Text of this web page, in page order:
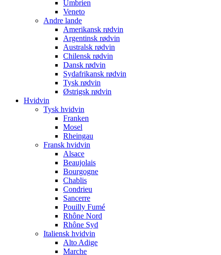
Umbrien
Veneto
Andre lande
Amerikansk rødvin
Argentinsk rødvin
Australsk rødvin
Chilensk rødvin
Dansk rødvin
Sydafrikansk rødvin
Tysk rødvin
Østrigsk rødvin
Hvidvin
Tysk hvidvin
Franken
Mosel
Rheingau
Fransk hvidvin
Alsace
Beaujolais
Bourgogne
Chablis
Condrieu
Sancerre
Pouilly Fumé
Rhône Nord
Rhône Syd
Italiensk hvidvin
Alto Adige
Marche